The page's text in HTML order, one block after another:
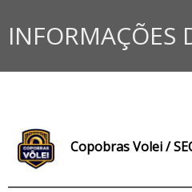
INFORMAÇÕES
Copobras Volei /